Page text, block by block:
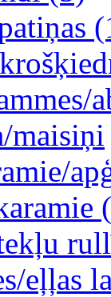
maisiņi
eļļas